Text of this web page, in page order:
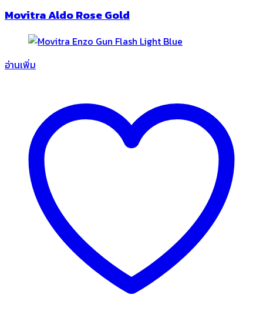
Movitra Aldo Rose Gold
อ่านเพิ่ม